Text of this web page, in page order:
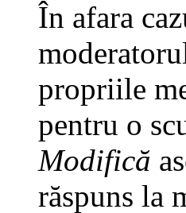
În afara
propriile
pentru o
Modifică
răspuns la